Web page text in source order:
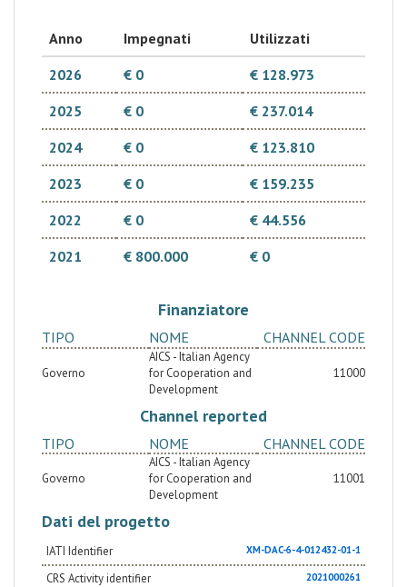
Anno Impegnati
Utilizzati
2026
€ 0
€ 128.973
2025
€ 0
€ 237.014
2024
€ 0
€ 123.810
2023
€ 0
€ 159.235
2022
€ 0
€ 44.556
2021
€ 800.000 € 0
Finanziatore
TIPO NOME CHANNEL CODE
Governo
AICS - Italian Agency
for Cooperation and
Development
11000
Channel reported
TIPO NOME CHANNEL CODE
Governo
AICS - Italian Agency
for Cooperation and
Development
11001
Dati del progetto
IATI Identifier XM-DAC-6-4-012432-01-1
CRS Activity identifier 2021000261